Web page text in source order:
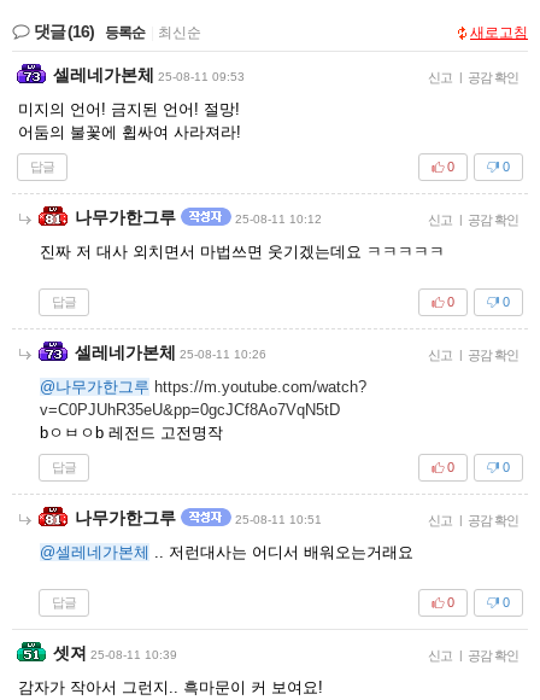
댓글(16) 등록순 최신순 새로고침
셀레네가본체 25-08-11 09:53 신고 | 공감 확인
미지의 언어! 금지된 언어! 절망!
어둠의 불꽃에 휩싸여 사라져라!
답글 0
0
나무가한그루 25-08-11 10:12 신고 | 공감 확인
진짜 저 대사 외치면서 마법쓰면 웃기겠는데요 ㅋㅋㅋㅋㅋ
답글 0
0
셀레네가본체 25-08-11 10:26 신고 | 공감 확인
@나무가한그루 https://m.youtube.com/watch?
v=C0PJUhR35eU&pp=0gcJCf8Ao7VqN5tD
bㅇㅂㅇb 레전드 고전명작
답글 0
0
나무가한그루 25-08-11 10:51 신고 | 공감 확인
@셀레네가본체 .. 저런대사는 어디서 배워오는거래요
답글 0
0
셋져 25-08-11 10:39 신고 | 공감 확인
감자가 작아서 그런지.. 흑마문이 커 보여요!